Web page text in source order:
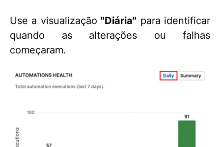
Use a visualização "Diária" para identificar
quando as alterações ou falhas
começaram.